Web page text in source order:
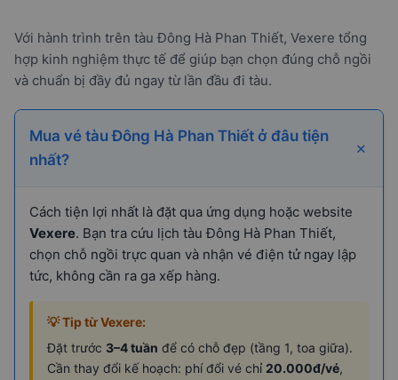
Với hành trình trên tàu Đông Hà Phan Thiết, Vexere tổng
hợp kinh nghiệm thực tế để giúp bạn chọn đúng chỗ ngồi
và chuẩn bị đầy đủ ngay từ lần đầu đi tàu.
Mua vé tàu Đông Hà Phan Thiết ở đâu tiện
nhất?
Cách tiện lợi nhất là đặt qua ứng dụng hoặc website
Vexere. Bạn tra cứu lịch tàu Đông Hà Phan Thiết,
chọn chỗ ngồi trực quan và nhận vé điện tử ngay lập
tức, không cần ra ga xếp hàng.
💡 Tip từ Vexere:
Đặt trước 3–4 tuần để có chỗ đẹp (tầng 1, toa giữa).
Cần thay đổi kế hoạch: phí đổi vé chỉ 20.000đ/vé,